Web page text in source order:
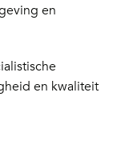
en
en kwaliteit